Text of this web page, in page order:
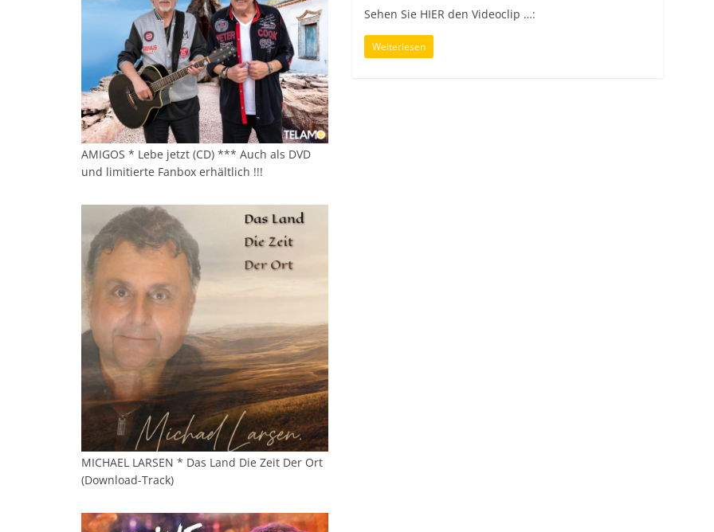
Sehen Sie HIER den Videoclip …:
Weiterlesen
AMIGOS * Lebe jetzt (CD) *** Auch als DVD
und limitierte Fanbox erhältlich !!!
MICHAEL LARSEN * Das Land Die Zeit Der Ort
(Download-Track)